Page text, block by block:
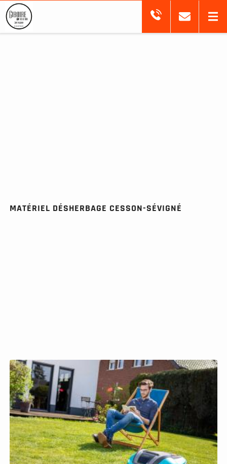
MATÉRIEL DÉSHERBAGE CESSON-SÉVIGNÉ